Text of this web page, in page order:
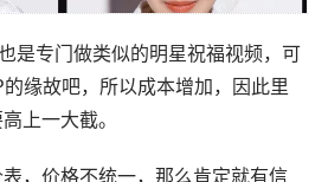
是专门做类似的明星祝福视频，可
缘故吧，所以成本增加，因此里
上一大截。
，价格不统一，那么肯定就有信